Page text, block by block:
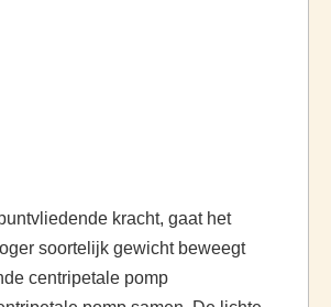
kracht, gaat het
soortelijk gewicht beweegt
centripetale pomp